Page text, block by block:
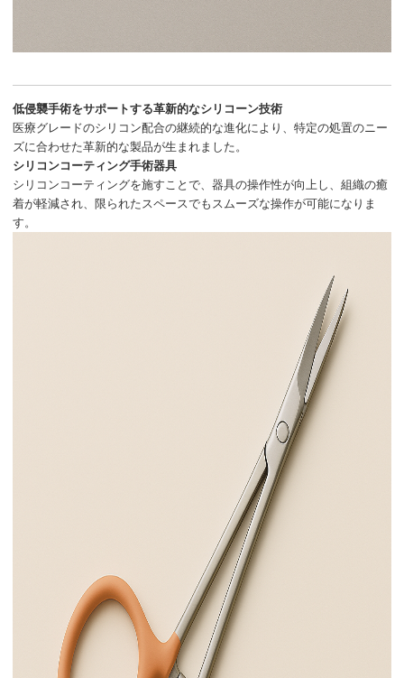
低侵襲手術をサポートする革新的なシリコーン技術
医療グレードのシリコン配合の継続的な進化により、特定の処置のニー
ズに合わせた革新的な製品が生まれました。
シリコンコーティング手術器具
シリコンコーティングを施すことで、器具の操作性が向上し、組織の癒
着が軽減され、限られたスペースでもスムーズな操作が可能になりま
す。